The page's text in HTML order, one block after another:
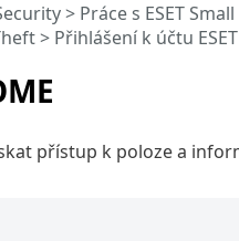
> Práce s ESET
> Přihlášení k účtu
přístup k poloze a